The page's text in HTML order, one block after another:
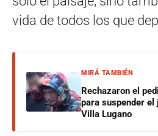
vida de todos los que
MIRÁ TAMBIÉN
Rechazaron el
para suspender
Villa Lugano